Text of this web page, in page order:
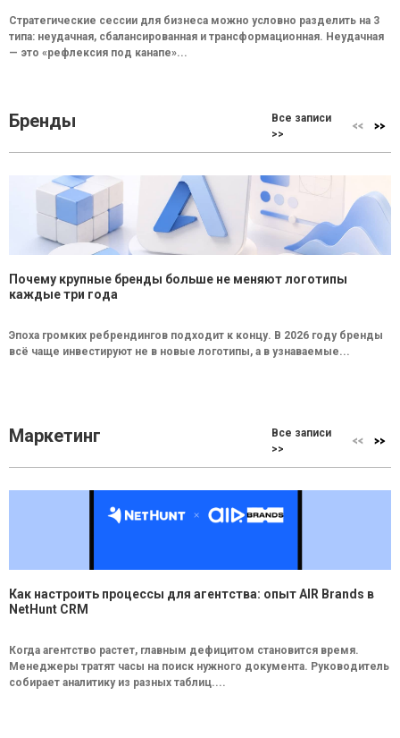
Стратегические сессии для бизнеса можно условно разделить на 3
типа: неудачная, сбалансированная и трансформационная. Неудачная
— это «рефлексия под канапе»...
Бренды
Все записи
>>
Почему крупные бренды больше не меняют логотипы
каждые три года
Эпоха громких ребрендингов подходит к концу. В 2026 году бренды
всё чаще инвестируют не в новые логотипы, а в узнаваемые...
Маркетинг
Все записи
>>
Как настроить процессы для агентства: опыт AIR Brands в
NetHunt CRM
Когда агентство растет, главным дефицитом становится время.
Менеджеры тратят часы на поиск нужного документа. Руководитель
собирает аналитику из разных таблиц....